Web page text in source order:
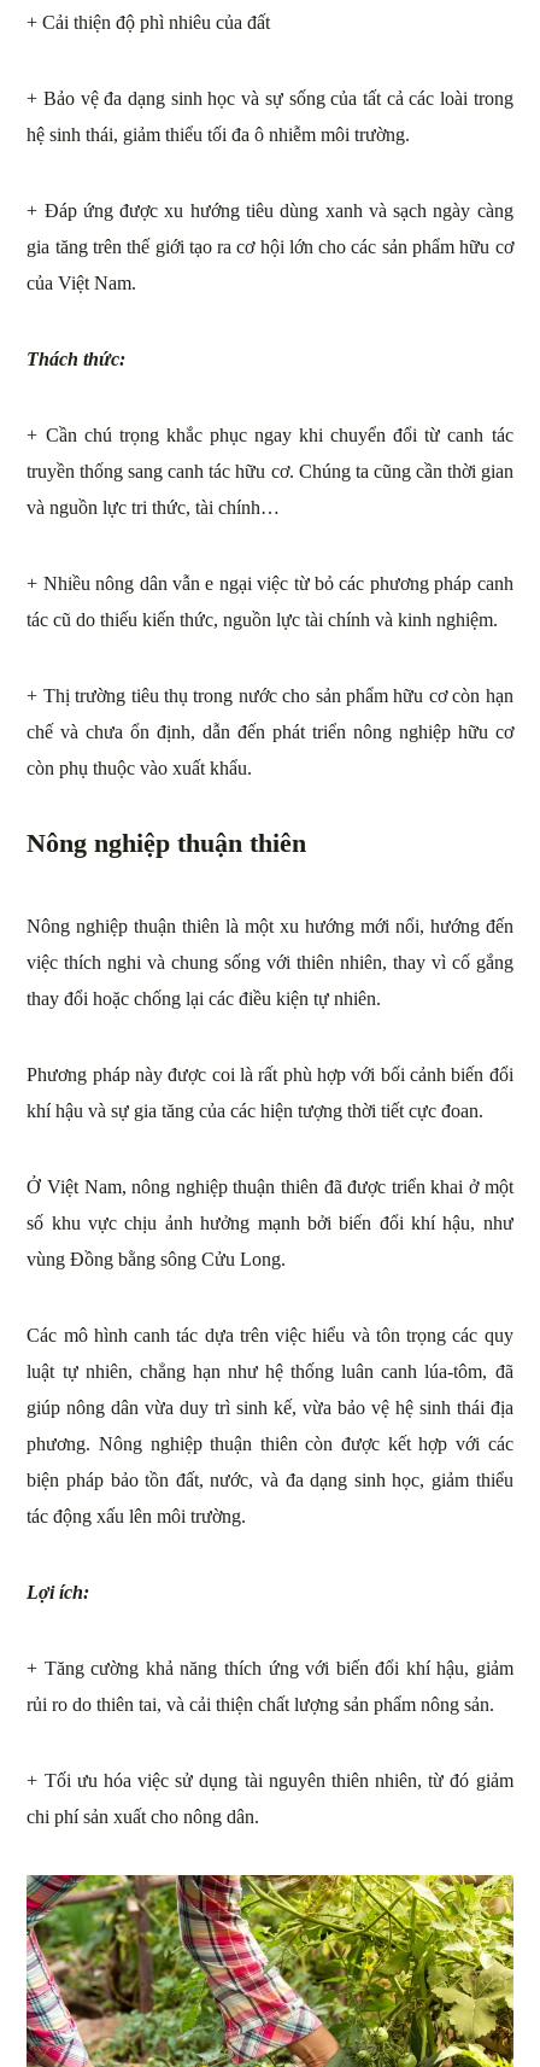
+ Cải thiện độ phì nhiêu của đất
+ Bảo vệ đa dạng sinh học và sự sống của tất cả các loài trong
hệ sinh thái, giảm thiểu tối đa ô nhiễm môi trường.
+ Đáp ứng được xu hướng tiêu dùng xanh và sạch ngày càng
gia tăng trên thế giới tạo ra cơ hội lớn cho các sản phẩm hữu cơ
của Việt Nam.
Thách thức:
+ Cần chú trọng khắc phục ngay khi chuyển đổi từ canh tác
truyền thống sang canh tác hữu cơ. Chúng ta cũng cần thời gian
và nguồn lực tri thức, tài chính…
+ Nhiều nông dân vẫn e ngại việc từ bỏ các phương pháp canh
tác cũ do thiếu kiến thức, nguồn lực tài chính và kinh nghiệm.
+ Thị trường tiêu thụ trong nước cho sản phẩm hữu cơ còn hạn
chế và chưa ổn định, dẫn đến phát triển nông nghiệp hữu cơ
còn phụ thuộc vào xuất khẩu.
Nông nghiệp thuận thiên
Nông nghiệp thuận thiên là một xu hướng mới nổi, hướng đến
việc thích nghi và chung sống với thiên nhiên, thay vì cố gắng
thay đổi hoặc chống lại các điều kiện tự nhiên.
Phương pháp này được coi là rất phù hợp với bối cảnh biến đổi
khí hậu và sự gia tăng của các hiện tượng thời tiết cực đoan.
Ở Việt Nam, nông nghiệp thuận thiên đã được triển khai ở một
số khu vực chịu ảnh hưởng mạnh bởi biến đổi khí hậu, như
vùng Đồng bằng sông Cửu Long.
Các mô hình canh tác dựa trên việc hiểu và tôn trọng các quy
luật tự nhiên, chẳng hạn như hệ thống luân canh lúa-tôm, đã
giúp nông dân vừa duy trì sinh kế, vừa bảo vệ hệ sinh thái địa
phương. Nông nghiệp thuận thiên còn được kết hợp với các
biện pháp bảo tồn đất, nước, và đa dạng sinh học, giảm thiểu
tác động xấu lên môi trường.
Lợi ích:
+ Tăng cường khả năng thích ứng với biến đổi khí hậu, giảm
rủi ro do thiên tai, và cải thiện chất lượng sản phẩm nông sản.
+ Tối ưu hóa việc sử dụng tài nguyên thiên nhiên, từ đó giảm
chi phí sản xuất cho nông dân.